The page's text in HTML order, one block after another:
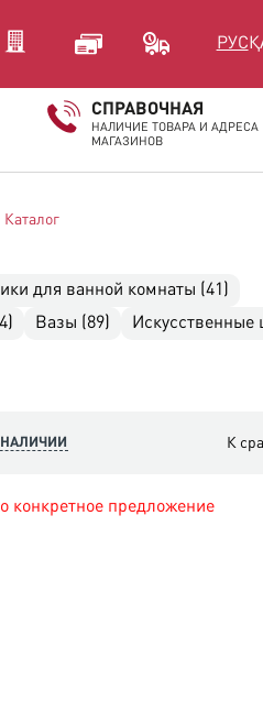
РУС
СПРАВОЧНАЯ
НАЛИЧИЕ ТОВАРА И АДРЕСА
МАГАЗИНОВ
Каталог
для ванной комнаты (41)
Вазы (89)
Искусственные
К
конкретное предложение